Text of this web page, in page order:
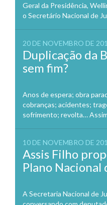
Geral da Presidência,
o Secretário Nacional de
20 DE NOVEMBRO DE
Duplicação da
sem fim?
Anos de espera; obra
cobranças; acidentes;
sofrimento; revolta…
10 DE NOVEMBRO DE
Assis Filho
Plano Nacional
A Secretaria Nacional de